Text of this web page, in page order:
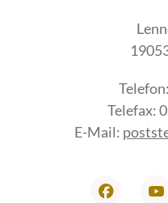
Telefax:
E-Mail: